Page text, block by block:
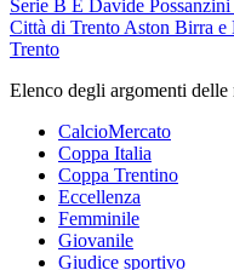
Serie B È Davide
Città di Trento Aston Birra e
Trento
Elenco degli argomenti delle
CalcioMercato
Coppa Italia
Coppa Trentino
Eccellenza
Femminile
Giovanile
Giudice sportivo